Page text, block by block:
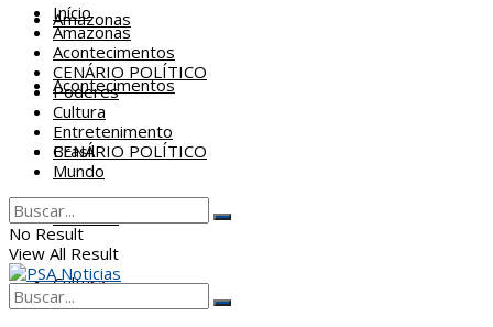
Amazonas
Acontecimentos
CENÁRIO POLÍTICO
Poderes
Cultura
Início
Amazonas
Acontecimentos
CENÁRIO POLÍTICO
Poderes
Cultura
Entretenimento
Brasil
Mundo
No Result
View All Result